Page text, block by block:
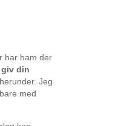
har ham der
giv din
Jeg
med